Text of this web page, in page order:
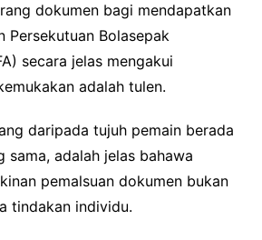
dokumen bagi mendapatkan
Persekutuan Bolasepak
secara jelas mengakui
adalah tulen.
daripada tujuh pemain berada
sama, adalah jelas bahawa
pemalsuan dokumen bukan
tindakan individu.